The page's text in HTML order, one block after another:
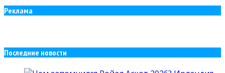
Реклама
Последние новости